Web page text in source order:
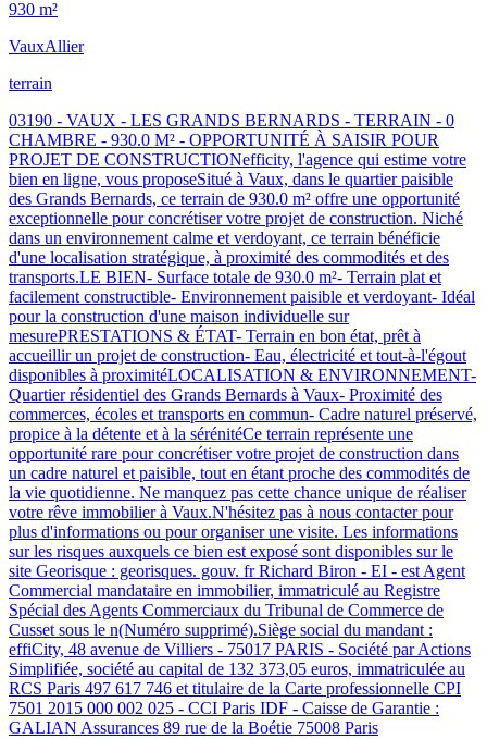
930 m²
VauxAllier
terrain
03190 - VAUX - LES GRANDS BERNARDS - TERRAIN - 0
CHAMBRE - 930.0 M² - OPPORTUNITÉ À SAISIR POUR
PROJET DE CONSTRUCTIONefficity, l'agence qui estime votre
bien en ligne, vous proposeSitué à Vaux, dans le quartier paisible
des Grands Bernards, ce terrain de 930.0 m² offre une opportunité
exceptionnelle pour concrétiser votre projet de construction. Niché
dans un environnement calme et verdoyant, ce terrain bénéficie
d'une localisation stratégique, à proximité des commodités et des
transports.LE BIEN- Surface totale de 930.0 m²- Terrain plat et
facilement constructible- Environnement paisible et verdoyant- Idéal
pour la construction d'une maison individuelle sur
mesurePRESTATIONS & ÉTAT- Terrain en bon état, prêt à
accueillir un projet de construction- Eau, électricité et tout-à-l'égout
disponibles à proximitéLOCALISATION & ENVIRONNEMENT-
Quartier résidentiel des Grands Bernards à Vaux- Proximité des
commerces, écoles et transports en commun- Cadre naturel préservé,
propice à la détente et à la sérénitéCe terrain représente une
opportunité rare pour concrétiser votre projet de construction dans
un cadre naturel et paisible, tout en étant proche des commodités de
la vie quotidienne. Ne manquez pas cette chance unique de réaliser
votre rêve immobilier à Vaux.N'hésitez pas à nous contacter pour
plus d'informations ou pour organiser une visite. Les informations
sur les risques auxquels ce bien est exposé sont disponibles sur le
site Georisque : georisques. gouv. fr Richard Biron - EI - est Agent
Commercial mandataire en immobilier, immatriculé au Registre
Spécial des Agents Commerciaux du Tribunal de Commerce de
Cusset sous le n(Numéro supprimé).Siège social du mandant :
effiCity, 48 avenue de Villiers - 75017 PARIS - Société par Actions
Simplifiée, société au capital de 132 373,05 euros, immatriculée au
RCS Paris 497 617 746 et titulaire de la Carte professionnelle CPI
7501 2015 000 002 025 - CCI Paris IDF - Caisse de Garantie :
GALIAN Assurances 89 rue de la Boétie 75008 Paris